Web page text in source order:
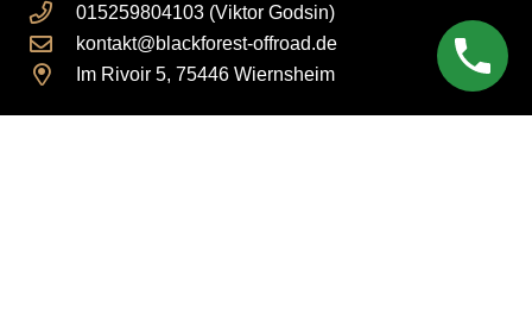
015259804103 (Viktor Godsin)
kontakt@blackforest-offroad.de
Im Rivoir 5, 75446 Wiernsheim